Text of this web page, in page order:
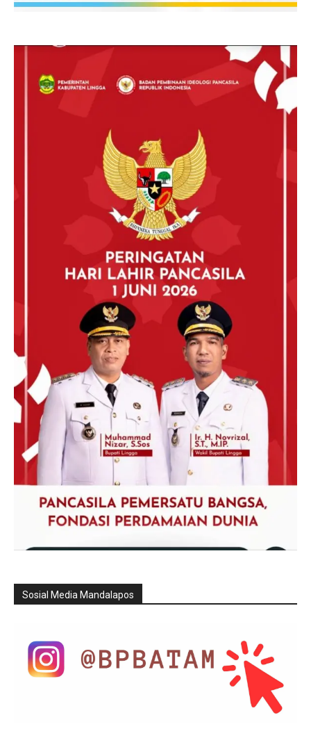
Sosial Media Mandalapos